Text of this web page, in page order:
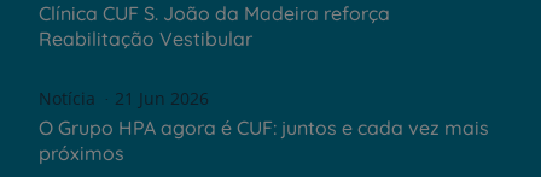
Clínica CUF S. João da Madeira reforça
Reabilitação Vestibular
Notícia 21 Jun 2026
O Grupo HPA agora é CUF: juntos e cada vez mais
próximos